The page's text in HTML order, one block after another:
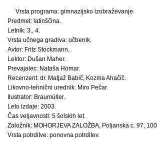
Vrsta programa: gimnazijsko izobraževanje.
Predmet: latinščina.
Letnik: 3., 4.
Vrsta učnega gradiva: učbenik.
Avtor: Fritz Stockmann.
Lektor: Dušan Maher.
Prevajalec: Nataša Homar.
Recenzent: dr. Matjaž Babič, Kozma Ahačič.
Likovno-tehnični urednik: Miro Pečar.
Ilustrator: Braumüller.
Leto izdaje: 2003.
Čas veljavnosti: 5 šolskih let.
Založnik: MOHORJEVA ZALOŽBA, Poljanska c. 97,
Vrsta potrditve: ponovna potrditev.